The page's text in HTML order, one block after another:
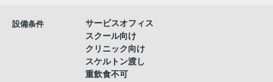
設備条件
サービスオフィス
スクール向け
クリニック向け
スケルトン渡し
重飲食不可